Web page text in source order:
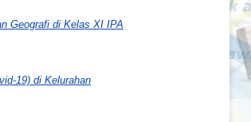
Geografi di Kelas XI IPA
19) di Kelurahan